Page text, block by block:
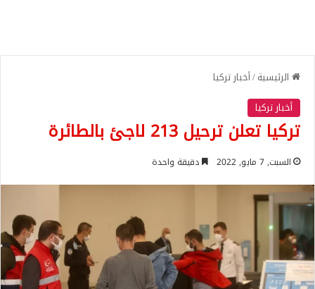
الرئيسية/أخبار تركيا
أخبار تركيا
تركيا تعلن ترحيل 213 لاجئ بالطائرة
السبت, 7 مايو, 2022 دقيقة واحدة